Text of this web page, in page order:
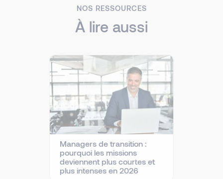
NOS RESSOURCES
À lire aussi
Managers de transition :
pourquoi les missions
deviennent plus courtes et
plus intenses en 2026